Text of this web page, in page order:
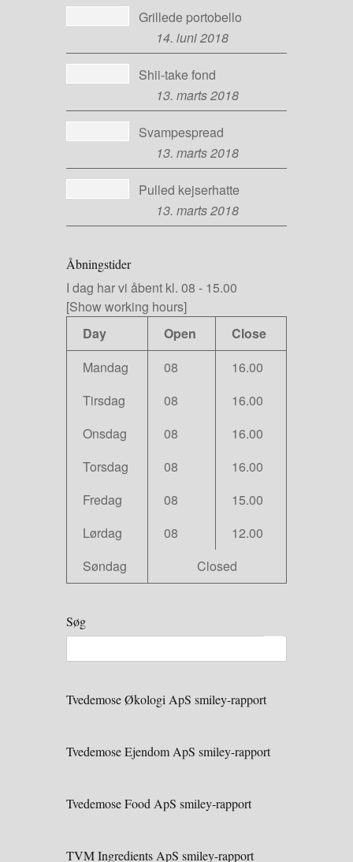
Grillede portobello
14. juni 2018
Shii-take fond
13. marts 2018
Svampespread
13. marts 2018
Pulled kejserhatte
13. marts 2018
Åbningstider
I dag har vi åbent kl. 08 - 15.00
[Show working hours]
Day
Open
Close
Mandag
08
16.00
Tirsdag
08
16.00
Onsdag
08
16.00
Torsdag
08
16.00
Fredag
08
15.00
Lørdag
08
12.00
Søndag
Closed
Søg
Tvedemose Økologi ApS smiley-rapport
Tvedemose Ejendom ApS smiley-rapport
Tvedemose Food ApS smiley-rapport
TVM Ingredients ApS smiley-rapport